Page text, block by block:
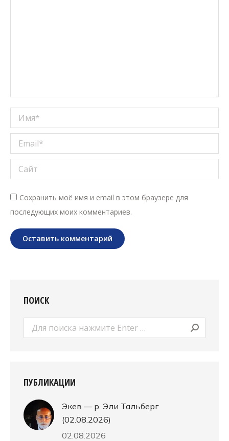
Имя *
Email *
Сайт
Сохранить моё имя и email в этом браузере для
последующих моих комментариев.
Оставить комментарий
ПОИСК
Поиск:
ПУБЛИКАЦИИ
Экев — р. Эли Тальберг
(02.08.2026)
02.08.2026